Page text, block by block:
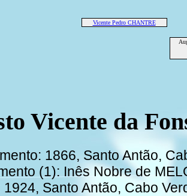
Vicente Pedro CHANTRE
Vicente da
1866, Santo Antão,
(1): Inês Nobre de
1924, Santo Antão, Cabo